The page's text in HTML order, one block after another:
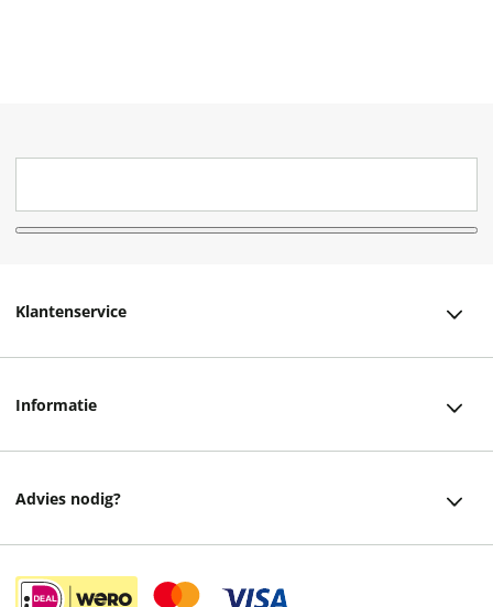
Klantenservice
Retourneren
Informatie
Advies nodig?